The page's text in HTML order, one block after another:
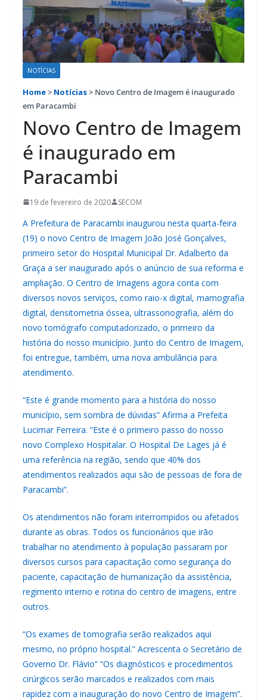
NOTÍCIAS
Home> Notícias> Novo Centro de Imagem é inaugurado
em Paracambi
Novo Centro de Imagem
é inaugurado em
Paracambi
19 de fevereiro de 2020 SECOM
A Prefeitura de Paracambi inaugurou nesta quarta-feira
(19) o novo Centro de Imagem João José Gonçalves,
primeiro setor do Hospital Municipal Dr. Adalberto da
Graça a ser inaugurado após o anúncio de sua reforma e
ampliação. O Centro de Imagens agora conta com
diversos novos serviços, como raio-x digital, mamografia
digital, densitometria óssea, ultrassonografia, além do
novo tomógrafo computadorizado, o primeiro da
história do nosso município. Junto do Centro de Imagem,
foi entregue, também, uma nova ambulância para
atendimento.
“Este é grande momento para a história do nosso
município, sem sombra de dúvidas” Afirma a Prefeita
Lucimar Ferreira. “Este é o primeiro passo do nosso
novo Complexo Hospitalar. O Hospital De Lages já é
uma referência na região, sendo que 40% dos
atendimentos realizados aqui são de pessoas de fora de
Paracambi”.
Os atendimentos não foram interrompidos ou afetados
durante as obras. Todos os funcionários que irão
trabalhar no atendimento à população passaram por
diversos cursos para capacitação como segurança do
paciente, capacitação de humanização da assistência,
regimento interno e rotina do centro de imagens, entre
outros.
“Os exames de tomografia serão realizados aqui
mesmo, no próprio hospital.” Acrescenta o Secretário de
Governo Dr. Flávio” “Os diagnósticos e procedimentos
cirúrgicos serão marcados e realizados com mais
rapidez com a inauguração do novo Centro de Imagem”.